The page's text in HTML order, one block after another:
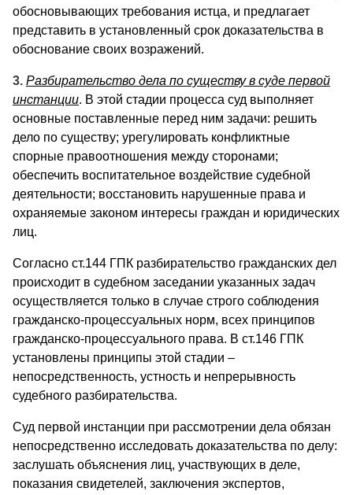
обосновывающих требования истца, и предлагает
представить в установленный срок доказательства в
обоснование своих возражений.
3. Разбирательство дела по существу в суде первой
инстанции. В этой стадии процесса суд выполняет
основные поставленные перед ним задачи: решить
дело по существу; урегулировать конфликтные
спорные правоотношения между сторонами;
обеспечить воспитательное воздействие судебной
деятельности; восстановить нарушенные права и
охраняемые законом интересы граждан и юридических
лиц.
Согласно ст.144 ГПК разбирательство гражданских дел
происходит в судебном заседании указанных задач
осуществляется только в случае строго соблюдения
гражданско-процессуальных норм, всех принципов
гражданско-процессуального права. В ст.146 ГПК
установлены принципы этой стадии –
непосредственность, устность и непрерывность
судебного разбирательства.
Суд первой инстанции при рассмотрении дела обязан
непосредственно исследовать доказательства по делу:
заслушать объяснения лиц, участвующих в деле,
показания свидетелей, заключения экспертов,